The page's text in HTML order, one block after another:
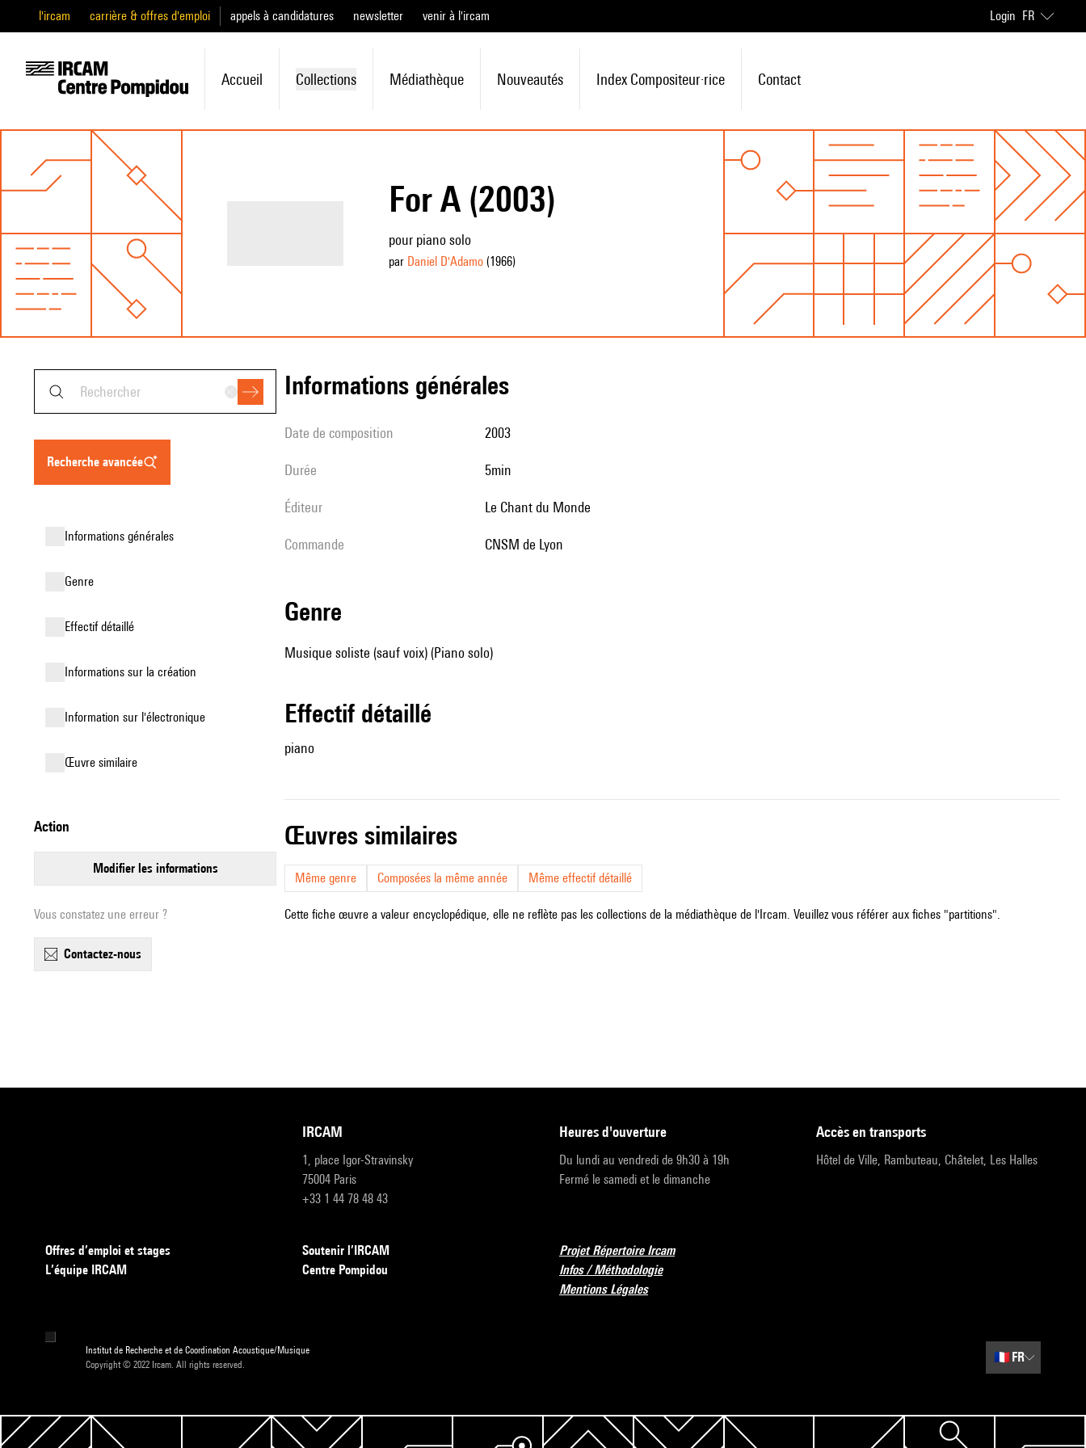
l'ircam carrière & offres d'emploi appels à candidatures newsletter venir à l'ircam Login FR
Accueil Collections Médiathèque Nouveautés Index Compositeur·rice Contact
For A (2003)
pour piano solo
par Daniel D'Adamo(1966)
recherche avancée
informations générales
genre
effectif détaillé
informations sur la création
Information sur l'électronique
œuvre similaire
action
modifier les informations
Vous constatez une erreur ?
contactez-nous
informations générales
date de composition 2003
durée 5min
éditeur Le Chant du Monde
Commande CNSM de Lyon
genre
Musique soliste (sauf voix) (Piano solo)
effectif détaillé
piano
œuvres similaires
Même genre Composées la même année Même effectif détaillé
Cette fiche œuvre a valeur encyclopédique, elle ne reflète pas les collections de la médiathèque de l'Ircam. Veuillez vous référer aux fiches "partitions".
IRCAM
1, place Igor-Stravinsky
75004 Paris
+33 1 44 78 48 43
heures d'ouverture
Du lundi au vendredi de 9h30 à 19h
Fermé le samedi et le dimanche
accès en transports
Hôtel de Ville, Rambuteau, Châtelet, Les Halles
Offres d’emploi et stages
L’équipe IRCAM
Soutenir l’IRCAM
Centre Pompidou
Projet Répertoire Ircam
Infos / Méthodologie
Mentions Légales
Institut de Recherche et de Coordination Acoustique/Musique
Copyright © 2022 Ircam. All rights reserved.
🇫🇷 FR